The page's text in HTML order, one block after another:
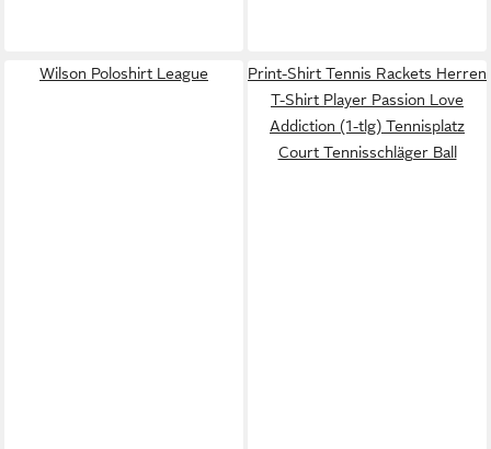
Wilson Poloshirt League
Print-Shirt Tennis Rackets Herren
T-Shirt Player Passion Love
Addiction (1-tlg) Tennisplatz
Court Tennisschläger Ball